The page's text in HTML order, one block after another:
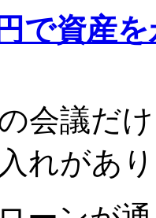
で資産
会議だ
れがあ